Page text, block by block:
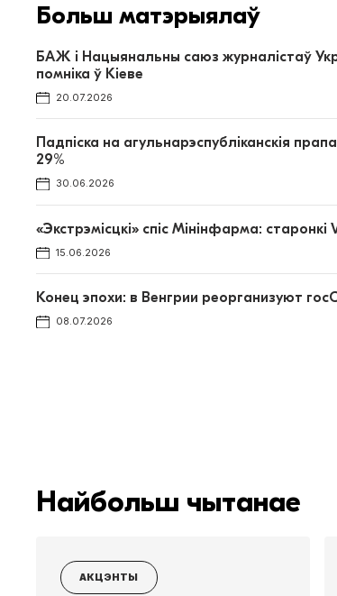
Больш матэрыялаў
БАЖ і Нацыянальны саюз журналістаў
помніка ў Кіеве
20.07.2026
Падпіска на агульнарэспубліканскія
29%
30.06.2026
«Экстрэмісцкі» спіс Мінінфарма:
15.06.2026
Конец эпохи: в Венгрии реорганизуют
08.07.2026
Найбольш чытанае
АКЦЭНТЫ